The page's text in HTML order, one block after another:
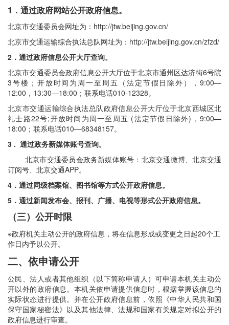
1．通过政府网站公开政府信息。
北京市交通委员会网址为：http://jtw.beijing.gov.cn/
北京市交通运输综合执法总队网址为：http://jtw.beijing.gov.cn/zfzd/
2．通过政府信息公开大厅查询。
北京市交通委员会政府信息公开大厅位于北京市通州区达济街6号院
3号楼；开放时间为周一至周五（法定节假日除外），9:00—
12:00，13:30—18:00；联系电话010-12328。
北京市交通运输综合执法总队政府信息公开大厅位于北京西城区北
礼士路22号;开放时间为周一至周五 (法定节假日除外)，9:00—
18:00；联系电话010—68348157。
3 . 通过政务新媒体账号查询。
北京市交通委员会政务新媒体账号：北京交通微博、北京交通
订阅号、北京交通APP。
4．通过同级档案馆、图书馆等方式公开政府信息。
5．通过新闻发布会、报刊、广播、电视等形式公开政府信息。
（三）公开时限
※政府机关主动公开的政府信息，将在信息形成或变更之日起20个工
作日内予以公开。
二、依申请公开
公民、法人或者其他组织（以下简称申请人）可申请本机关主动公
开以外的政府信息。本机关依申请提供信息时，根据掌握该信息的
实际状态进行提供。并在公开政府信息前，依照《中华人民共和国
保守国家秘密法》以及其他法律、法规和国家有关规定对拟公开的
政府信息进行审查。